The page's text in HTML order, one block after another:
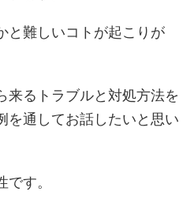
と難しいコトが起こりが
来るトラブルと対処方法を
を通してお話したいと思い
す。